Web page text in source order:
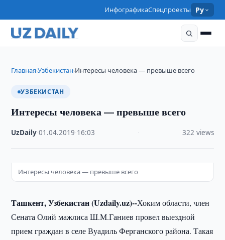
ИнфографикаСпецпроекты Ру
Главная›Узбекистан›Интересы человека — превыше всего
УЗБЕКИСТАН
Интересы человека — превыше всего
UzDaily ·01.04.2019 16:03 322 views
Интересы человека — превыше всего
Ташкент, Узбекистан (Uzdaily.uz)--Хоким области, член
Сената Олий мажлиса Ш.М.Ганиев провел выездной
прием граждан в селе Вуадиль Ферганского района. Такая